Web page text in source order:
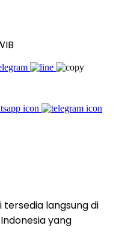
tersedia langsung di
yang